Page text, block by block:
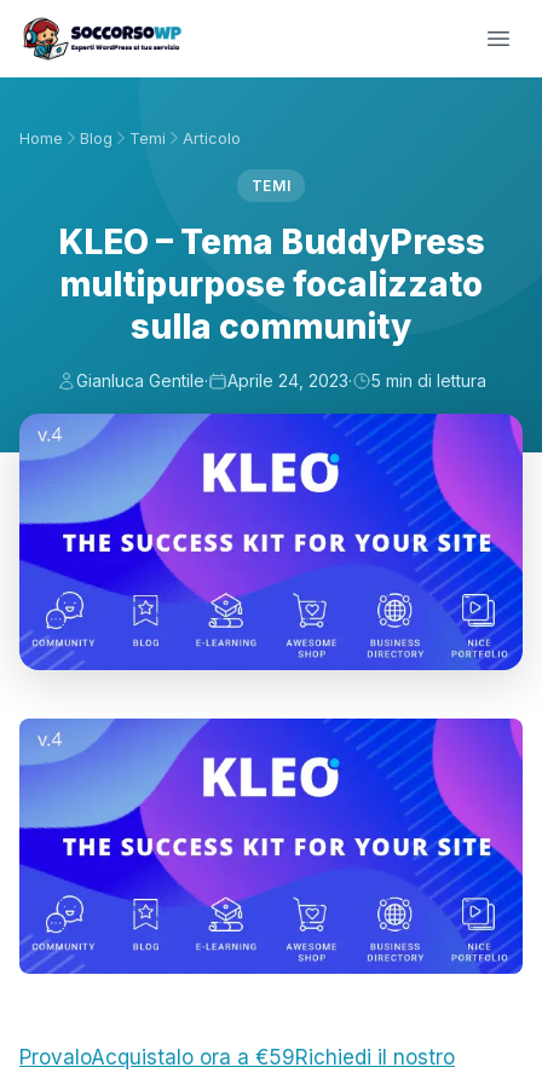
Home Blog Temi Articolo
TEMI
KLEO – Tema BuddyPress
multipurpose focalizzato
sulla community
Gianluca Gentile· Aprile 24, 2023· 5 min di lettura
ProvaloAcquistalo ora a €59Richiedi il nostro